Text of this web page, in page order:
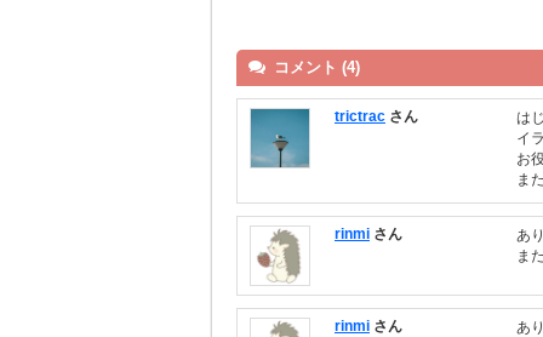
コメント (4)
trictrac さん
は
イ
お
ま
rinmi さん
あ
ま
rinmi さん
あ